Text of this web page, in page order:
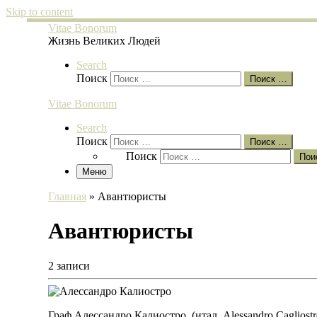
Skip to content
Vitae Bonorum
Жизнь Великих Людей
Search
Поиск
Поиск …
Vitae Bonorum
Search
Поиск
Поиск …
Поиск
Меню
Главная » Авантюристы
Авантюристы
2 записи